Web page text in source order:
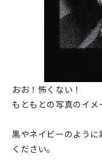
おお！怖くない！
もともとの写真のイメ
黒やネイビーのよう
ください。